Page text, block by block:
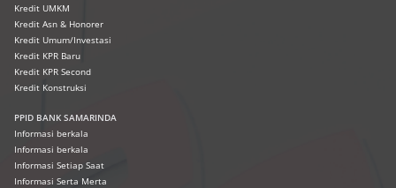
Kredit UMKM
Kredit Asn & Honorer
Kredit Umum/Investasi
Kredit KPR Baru
Kredit KPR Second
Kredit Konstruksi
PPID BANK SAMARINDA
Informasi berkala
Informasi berkala
Informasi Setiap Saat
Informasi Serta Merta